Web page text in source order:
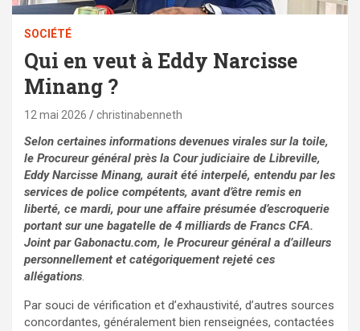
SOCIÉTÉ
Qui en veut à Eddy Narcisse
Minang ?
12 mai 2026 christinabenneth
Selon certaines informations devenues virales sur la toile,
le Procureur général près la Cour judiciaire de Libreville,
Eddy Narcisse Minang, aurait été interpelé, entendu par les
services de police compétents, avant d’être remis en
liberté, ce mardi, pour une affaire présumée d’escroquerie
portant sur une bagatelle de 4 milliards de Francs CFA.
Joint par Gabonactu.com, le Procureur général a d’ailleurs
personnellement et catégoriquement rejeté ces
allégations.
Par souci de vérification et d’exhaustivité, d’autres sources
concordantes, généralement bien renseignées, contactées